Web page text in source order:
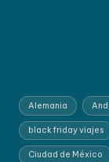
Alemania
black friday viajes
Ciudad de México